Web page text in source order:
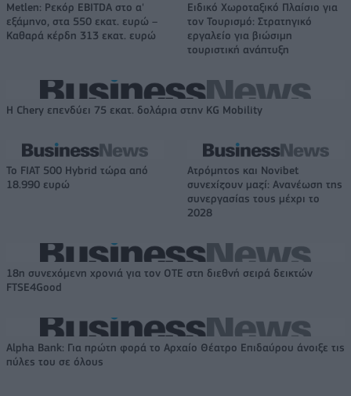
Metlen: Ρεκόρ EBITDA στο α'
εξάμηνο, στα 550 εκατ. ευρώ –
Καθαρά κέρδη 313 εκατ. ευρώ
Ειδικό Χωροταξικό Πλαίσιο για
τον Τουρισμό: Στρατηγικό
εργαλείο για βιώσιμη
τουριστική ανάπτυξη
Η Chery επενδύει 75 εκατ. δολάρια στην KG Mobility
Το FIAT 500 Hybrid τώρα από
18.990 ευρώ
Ατρόμητος και Novibet
συνεχίζουν μαζί: Ανανέωση της
συνεργασίας τους μέχρι το
2028
18η συνεχόμενη χρονιά για τον ΟΤΕ στη διεθνή σειρά δεικτών
FTSE4Good
Alpha Bank: Για πρώτη φορά το Αρχαίο Θέατρο Επιδαύρου άνοιξε τις
πύλες του σε όλους